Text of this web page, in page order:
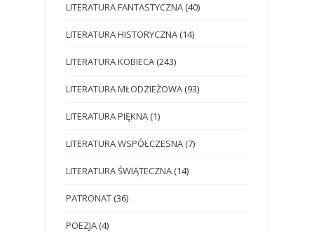
LITERATURA FANTASTYCZNA (40)
LITERATURA HISTORYCZNA (14)
LITERATURA KOBIECA (243)
LITERATURA MŁODZIEŻOWA (93)
LITERATURA PIĘKNA (1)
LITERATURA WSPÓŁCZESNA (7)
LITERATURA ŚWIĄTECZNA (14)
PATRONAT (36)
POEZJA (4)